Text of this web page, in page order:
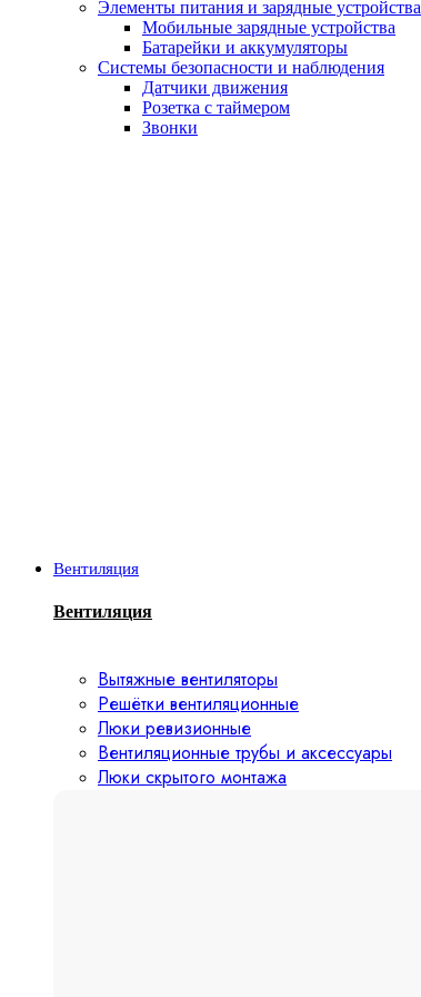
Элементы питания и зарядные устройства
Мобильные зарядные устройства
Батарейки и аккумуляторы
Системы безопасности и наблюдения
Датчики движения
Розетка с таймером
Звонки
Вентиляция
Вентиляция
Вытяжные вентиляторы
Решётки вентиляционные
Люки ревизионные
Вентиляционные трубы и аксессуары
Люки скрытого монтажа